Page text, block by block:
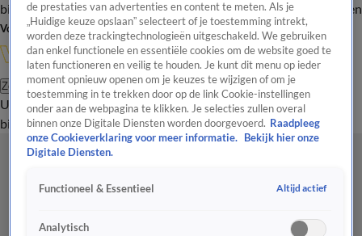
bijwonenPodcastShopVeelgestelde vragenKijkersvraag insturen
Volg Vandaag Inside
Zoeken
UitzendingenVandaag InsideDe OranjezomerShopUitzending
bijwonen
de prestaties van advertenties en content te meten. Als je
„Huidige keuze opslaan” selecteert of je toestemming intrekt,
worden deze trackingtechnologieën uitgeschakeld. We gebruiken
dan enkel functionele en essentiële cookies om de website goed te
laten functioneren en veilig te houden. Je kunt dit menu op ieder
moment opnieuw openen om je keuzes te wijzigen of om je
toestemming in te trekken door op de link Cookie-instellingen
onder aan de webpagina te klikken. Je selecties zullen overal
binnen onze Digitale Diensten worden doorgevoerd. Raadpleeg
onze Cookieverklaring voor meer informatie.
Bekijk hier onze
Digitale Diensten.
Functioneel & Essentieel Altijd actief
Analytisch